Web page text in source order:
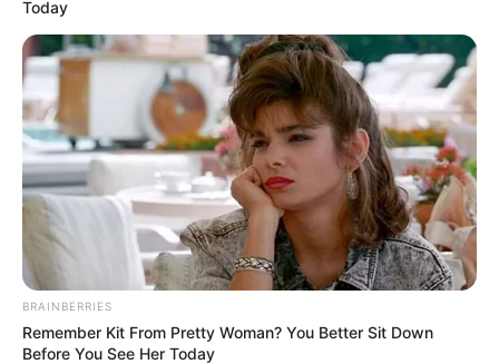
Пов’язаний запис
Today
BRAINBERRIES
Remember Kit From Pretty Woman? You Better Sit Down
Before You See Her Today